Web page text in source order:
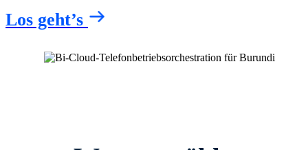
Los geht’s